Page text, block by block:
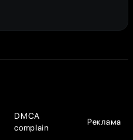
DMCA
complain
Реклама